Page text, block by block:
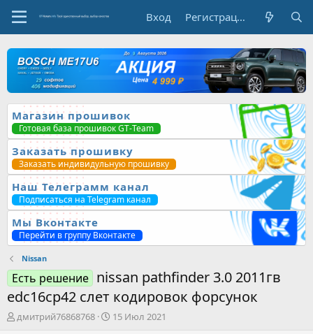
Вход Регистрация
Магазин прошивок
Готовая база прошивок GT-Team
Заказать прошивку
Заказать индивидульную прошивку
Наш Телеграмм канал
Подписаться на Telegram канал
Мы Вконтакте
Перейти в группу Вконтакте
Nissan
Есть решение nissan pathfinder 3.0 2011гв
edc16cp42 слет кодировок форсунок
А
дмитрий76868768
Д15 Июл 2021